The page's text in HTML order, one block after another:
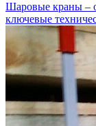
Шаровые краны –
ключевые